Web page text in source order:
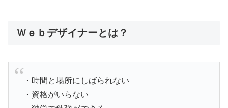
Ｗｅｂデザイナーとは？
・時間と場所にしばられない
・資格がいらない